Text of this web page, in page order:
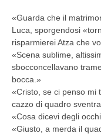
«Guarda che il
Luca, sporgendosi
risparmierei Atza che
«Scena sublime,
sbocconcellavano
bocca.»
«Cristo, se ci penso mi
cazzo di quadro
«Cosa dicevi degli
«Giusto, a merda il